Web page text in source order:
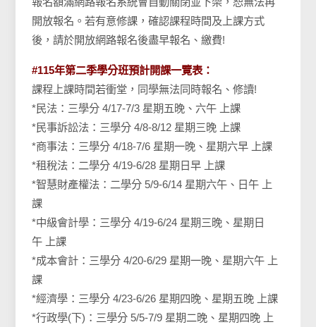
開放報名。若有意修課，確認課程時間及上課方式
後，請於開放網路報名後盡早報名、繳費!
#115年第二季學分班預計開課一覽表：
課程上課時間若衝堂，同學無法同時報名、修讀!
*民法：三學分 4/17-7/3 星期五晚、六午 上課
*民事訴訟法：三學分 4/8-8/12 星期三晚 上課
*商事法：三學分 4/18-7/6 星期一晚、星期六早 上課
*租稅法：二學分 4/19-6/28 星期日早 上課
*智慧財產權法：二學分 5/9-6/14 星期六午、日午 上
課
*中級會計學：三學分 4/19-6/24 星期三晚、星期日
午 上課
*成本會計：三學分 4/20-6/29 星期一晚、星期六午 上
課
*經濟學：三學分 4/23-6/26 星期四晚、星期五晚 上課
*行政學(下)：三學分 5/5-7/9 星期二晚、星期四晚 上